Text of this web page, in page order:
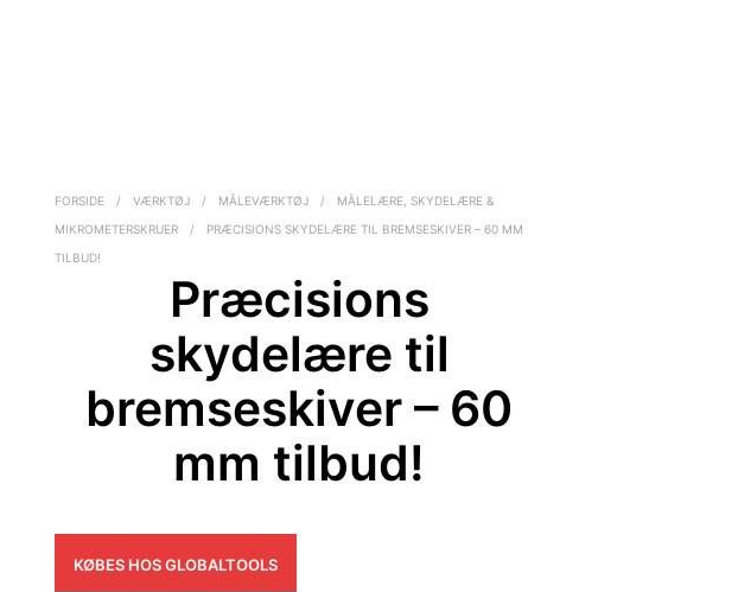
FORSIDE / VÆRKTØJ / MÅLEVÆRKTØJ /
MÅLELÆRE, SKYDELÆRE &
MIKROMETERSKRUER
/
PRÆCISIONS SKYDELÆRE TIL BREMSESKIVER – 60 MM
TILBUD!
Præcisions
skydelære til
bremseskiver – 60
mm tilbud!
KØBES HOS GLOBALTOOLS